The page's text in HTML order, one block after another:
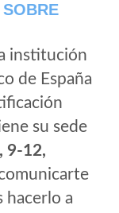
institución
de España
su sede
9-12,
hacerlo a